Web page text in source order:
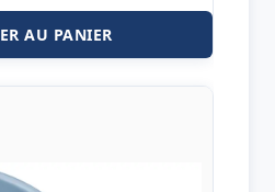
AU PANIER